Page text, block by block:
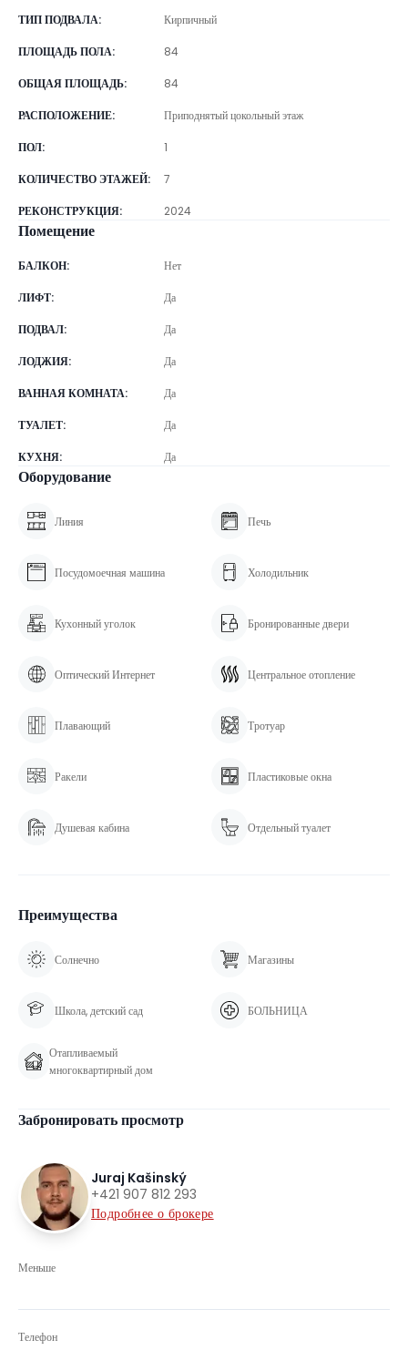
ТИП ПОДВАЛА: Кирпичный
ПЛОЩАДЬ ПОЛА: 84
ОБЩАЯ ПЛОЩАДЬ: 84
РАСПОЛОЖЕНИЕ: Приподнятый цокольный этаж
ПОЛ: 1
КОЛИЧЕСТВО ЭТАЖЕЙ: 7
РЕКОНСТРУКЦИЯ: 2024
Помещение
БАЛКОН: Нет
ЛИФТ: Да
ПОДВАЛ: Да
ЛОДЖИЯ: Да
ВАННАЯ КОМНАТА: Да
ТУАЛЕТ: Да
КУХНЯ: Да
Оборудование
Линия Печь
Посудомоечная машина Холодильник
Кухонный уголок Бронированные двери
Оптический Интернет Центральное отопление
Плавающий Тротуар
Ракели Пластиковые окна
Душевая кабина Отдельный туалет
Преимущества
Солнечно Магазины
Школа, детский сад БОЛЬНИЦА
Отапливаемый
многоквартирный дом
Забронировать просмотр
Juraj Kašinský
+421 907 812 293
Подробнее о брокере
Меньше
Телефон